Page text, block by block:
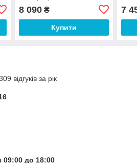
8 090₴
Купити
7
відгуків за рік
09:00 до 18:00